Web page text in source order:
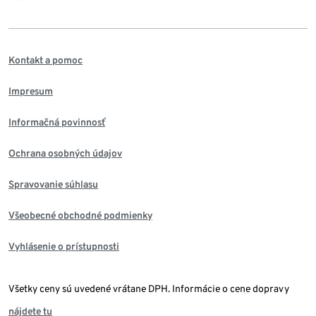
Kontakt a pomoc
Impresum
Informačná povinnosť
Ochrana osobných údajov
Spravovanie súhlasu
Všeobecné obchodné podmienky
Vyhlásenie o prístupnosti
Všetky ceny sú uvedené vrátane DPH. Informácie o cene dopravy
nájdete tu